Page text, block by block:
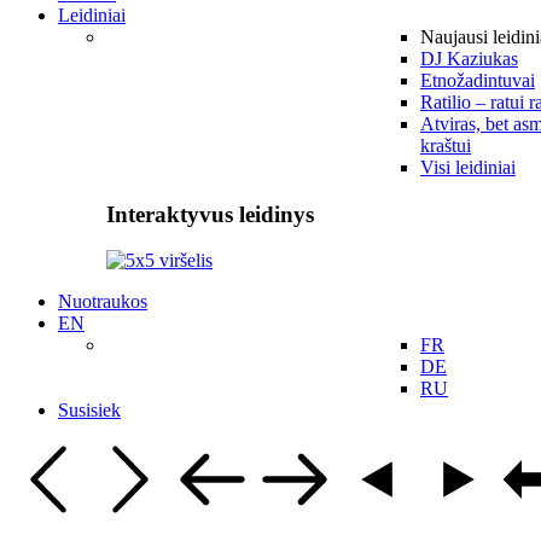
Leidiniai
Naujausi
DJ Kaziukas
Etnožadintuvai
Ratilio – ratui
Atviras, bet
kraštui
Visi leidiniai
Interaktyvus leidinys
Nuotraukos
EN
FR
DE
RU
Susisiek